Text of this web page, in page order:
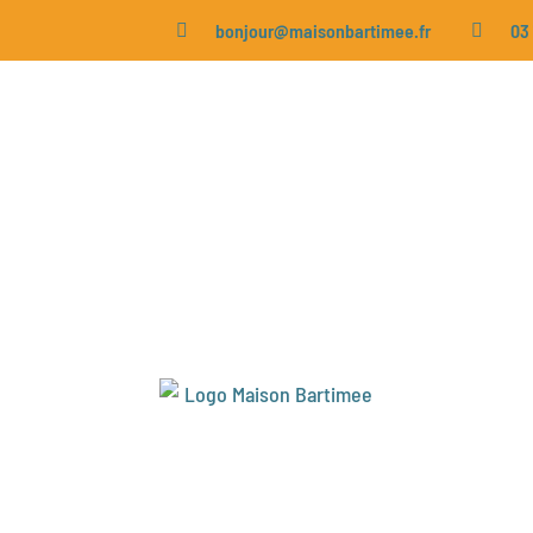
 bonjour@maisonbartimee.fr  03
Une Maison pour renforcer nos liens